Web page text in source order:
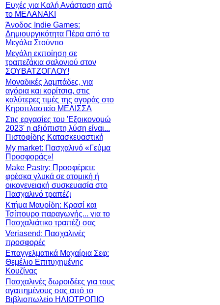
Ευχές για Καλή Ανάσταση από
το ΜΕΛΑΝΑΚΙ
Άνοδος Indie Games:
Δημιουργικότητα Πέρα από τα
Μεγάλα Στούντιο
Μεγάλη εκποίηση σε
τραπεζάκια σαλονιού στον
ΣΟΥΒΑΤΖΟΓΛΟΥ!
Μοναδικές λαμπάδες, για
αγόρια και κορίτσια, στις
καλύτερες τιμές της αγοράς στο
Κηροπλαστείο ΜΕΛΙΣΣΑ
Στις εργασίες του 'Εξοικονομώ
2023' η αξιόπιστη λύση είναι...
Πιστοφίδης Κατασκευαστική
My market: Πασχαλινό «Γεύμα
Προσφοράς»!
Make Pastry: Προσφέρετε
φρέσκα γλυκά σε ατομική ή
οικογενειακή συσκευασία στο
Πασχαλινό τραπέζι
Κτήμα Μαυρίδη: Κρασί και
Τσίπουρο παραγωγής... για το
Πασχαλιάτικο τραπέζι σας
Veriasend: Πασχαλινές
προσφορές
Επαγγελματικά Μαχαίρια Σεφ:
Θεμέλιο Επιτυχημένης
Κουζίνας
Πασχαλινές δωροιδέες για τους
αγαπημένους σας από το
Βιβλιοπωλείο ΗΛΙΟΤΡΟΠΙΟ